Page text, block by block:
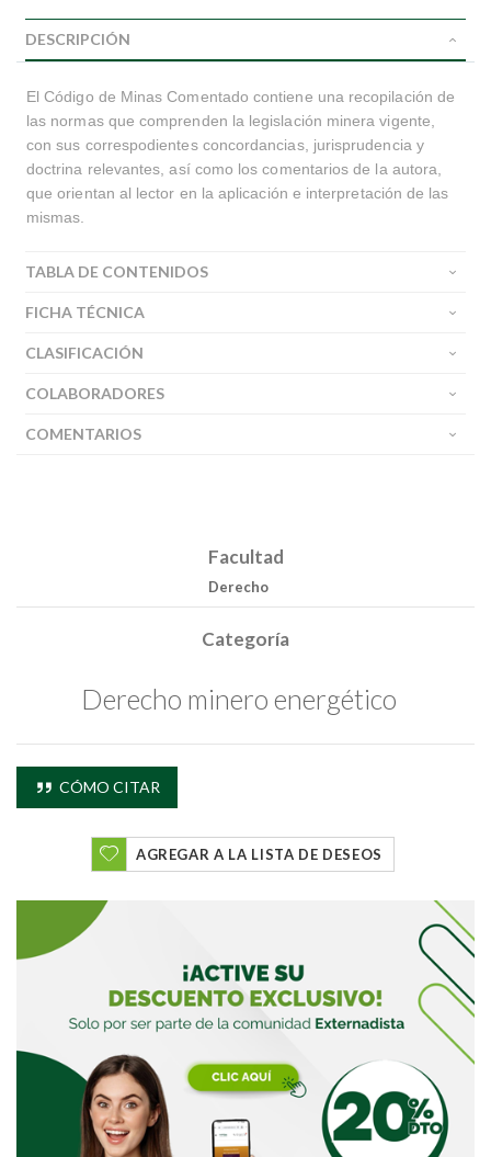
Buscar
Buscar
DESCRIPCIÓN
El Código de Minas Comentado contiene una recopilación de
las normas que comprenden la legislación minera vigente,
con sus correspodientes concordancias, jurisprudencia y
doctrina relevantes, así como los comentarios de la autora,
que orientan al lector en la aplicación e interpretación de las
mismas.
TABLA DE CONTENIDOS
FICHA TÉCNICA
CLASIFICACIÓN
COLABORADORES
COMENTARIOS
Facultad
Derecho
Categoría
Derecho minero energético
CÓMO CITAR
AGREGAR A LA LISTA DE DESEOS